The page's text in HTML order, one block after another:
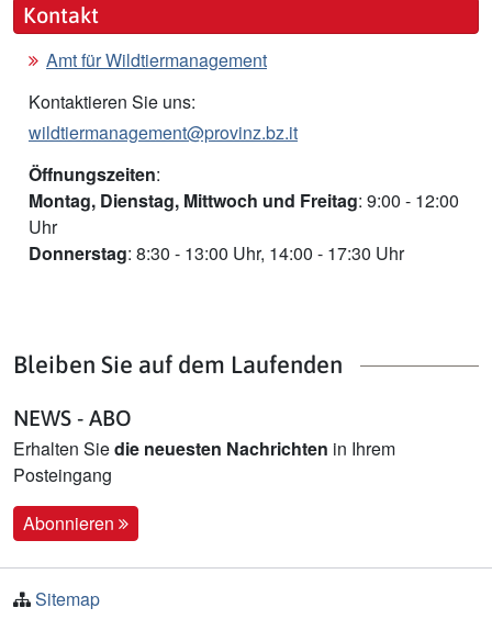
Kontakt
Amt für Wildtiermanagement
Kontaktieren Sie uns:
wildtiermanagement@provinz.bz.it
Öffnungszeiten:
Montag, Dienstag, Mittwoch und Freitag: 9:00 - 12:00
Uhr
Donnerstag: 8:30 - 13:00 Uhr, 14:00 - 17:30 Uhr
Bleiben Sie auf dem Laufenden
NEWS - ABO
Erhalten Siedie neuesten Nachrichten in Ihrem
Posteingang
Abonnieren
Sitemap